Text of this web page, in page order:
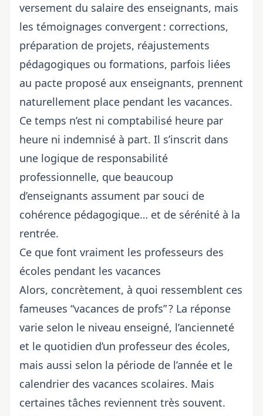
versement du salaire des enseignants, mais
les témoignages convergent : corrections,
préparation de projets, réajustements
pédagogiques ou formations, parfois liées
au pacte proposé aux enseignants, prennent
naturellement place pendant les vacances.
Ce temps n’est ni comptabilisé heure par
heure ni indemnisé à part. Il s’inscrit dans
une logique de responsabilité
professionnelle, que beaucoup
d’enseignants assument par souci de
cohérence pédagogique… et de sérénité à la
rentrée.
Ce que font vraiment les professeurs des
écoles pendant les vacances
Alors, concrètement, à quoi ressemblent ces
fameuses “vacances de profs” ? La réponse
varie selon le niveau enseigné, l’ancienneté
et le quotidien d’un professeur des écoles,
mais aussi selon la période de l’année et le
calendrier des vacances scolaires. Mais
certaines tâches reviennent très souvent.